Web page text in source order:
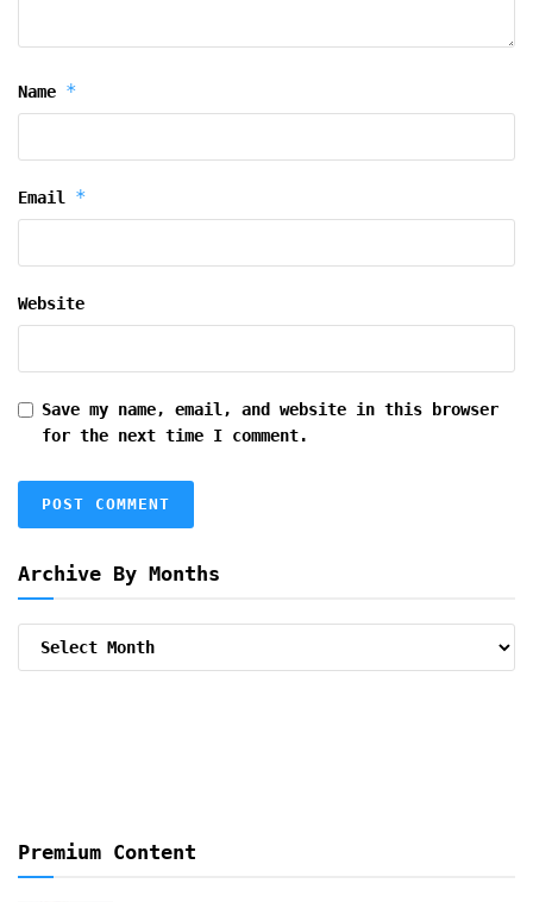
Name *
Email *
Website
Save my name, email, and website in this browser
for the next time I comment.
Archive By Months
Archive
Premium Content